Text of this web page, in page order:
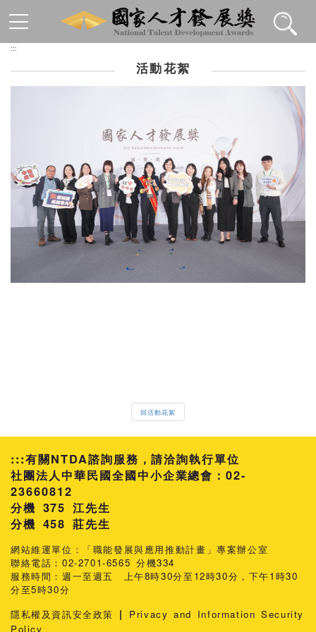
:::
活動花絮
回活動花絮
:::有關NTDA諮詢服務，請洽詢執行單位
社團法人中華民國全國中小企業總會：02-
23660812
分機 375 江先生
458 莊先生
網站維運單位：「職能發展與應用推動計畫」專案辦公室
聯絡電話：02-2701-6565 分機334
服務時間：週一至週五 上午8時30分至12時30分，下午1時30
分至5時30分
隱私權及資訊安全政策 |
Privacy and Information Security
Policy